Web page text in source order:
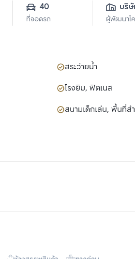
40
ที่จอดรถ
บริ
จำกั
ผู้พัฒนาโ
สระว่ายน้ำ
โรงยิม, ฟิตเนส
สนามเด็กเล่น, พื้นที่ส